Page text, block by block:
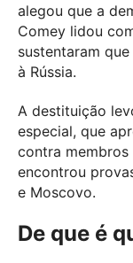
alegou que a
Comey lidou
sustentaram
à Rússia.
A destituição
especial, que
contra membros
encontrou
e Moscovo.
De que é